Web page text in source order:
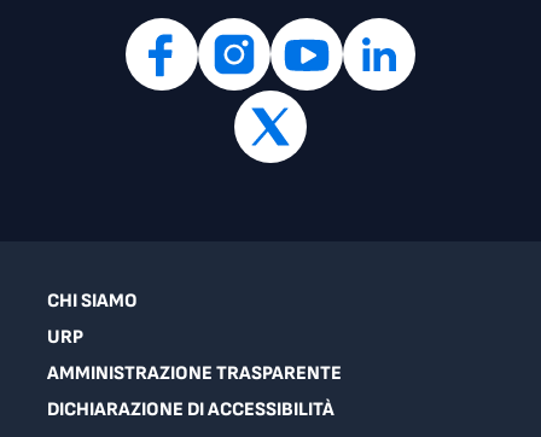
CHI SIAMO
URP
AMMINISTRAZIONE TRASPARENTE
DICHIARAZIONE DI ACCESSIBILITÀ